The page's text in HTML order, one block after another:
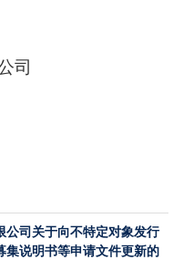
司
公司关于向不特定对象发行
集说明书等申请文件更新的